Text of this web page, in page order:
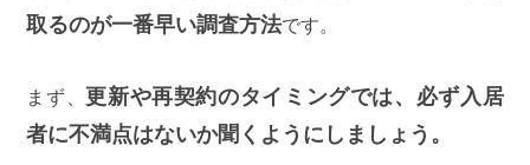
取るのが一番早い調査方法です。
まず、 更新や再契約のタイミングでは、必ず入居
者に不満点はないか聞くようにしましょう。